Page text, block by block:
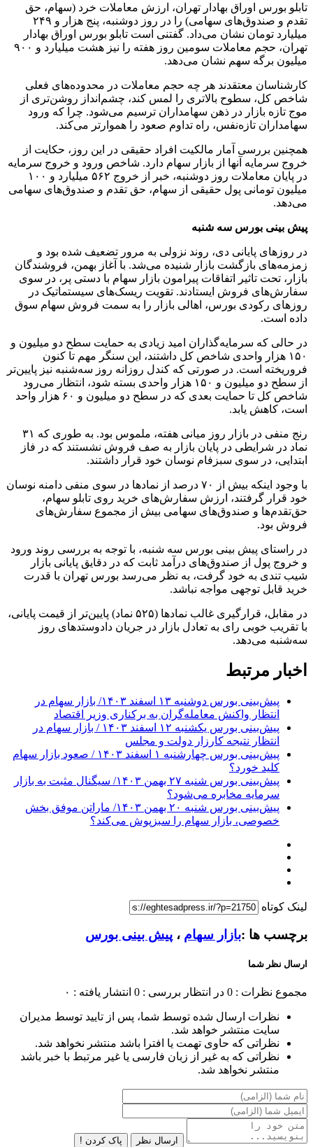
تابلو بورس اوراق بهادار تهران، ارزش معاملات خرد (سهام، حق
تقدم و صندوق‌های سهامی) را در روز دوشنبه، پنج هزار و ۲۴۹
میلیارد تومان نشان می‌داد. گفتنی است تابلو بورس اوراق بهادار
تهران، حجم معاملات سومین روز هفته را نیز هشت میلیارد و ۹۰۰
میلیون برگه سهم نشان می‌دهد.
کارشناسان معتقدند هر چه حجم معاملات در محدوده‌های فعلی
شاخص کل، سطوح بالاتری را لمس کند، چشم‌انداز روشن‌تری از
موج تازه بازار در ذهن سهامداران ترسیم می‌شود. چرا که ورود
سهامداران تازه‌نفس، راه تداوم صعود را هموارتر می‌کند.
همچنین بررسی آمار مالکیت افراد حقیقی در این روز، حکایت از
خروج سرمایه آنها از بازار سهام دارد. شاخص ورود و خروج سرمایه
در پایان معاملات روز دوشنبه، خبر از خروج ۵۶۲ میلیارد و ۱۰۰
میلیون تومانی پول حقیقی از سهام، حق تقدم و صندوق‌های سهامی
می‌دهد.
پیش بینی بورس سه شنبه
در روزهای پایانی دی، روند نزولی به مرور تضعیف شده بود و
زمزمه‌های بازگشت بازار شنیده می‌شد. با آغاز بهمن، فروشندگان
بازار، تحت تاثیر اتفاقات پیرامون بازار سهام با دستی پر، در سوی
سفارش‌های فروش ایستادند. تقویت ریسک‌های سیستماتیک در
روزهای رکودی بورس، اهالی بازار را به سمت فروش سهام سوق
داده است.
در حالی که سرمایه‌گذاران امید زیادی به حمایت سطح دو میلیون و
۱۵۰ هزار واحدی شاخص کل داشتند، این سنگر مهم تا کنون
فروریخته است. در صورتی که کندل روزانه روز سه‌شنبه نیز پایین‌تر
از سطح دو میلیون و ۱۵۰ هزار واحدی بسته شود، انتظار می‌رود
شاخص کل تا حمایت بعدی که در سطح دو میلیون و ۶۰ هزار واحد
است، کاهش یابد.
رنج منفی در بازار روز میانی هفته، ملموس بود. به طوری که ۳۱
نماد در شرایطی در پایان بازار به صف فروش نشستند که در فاز
ابتدایی، در سوی سبزفام نوسان خود قرار داشتند.
با وجود اینکه بیش از ۷۰ درصد از نمادها در سوی منفی دامنه نوسان
خود قرار گرفتند، ارزش سفارش‌های خرید روی تابلو سهام،
حق‌تقدم‌ها و صندوق‌های سهامی بیش از مجموع سفارش‌های
فروش بود.
در راستای پیش بینی بورس سه شنبه، با توجه به بررسی روند ورود
و خروج پول از صندوق‌های درآمد ثابت که در دقایق پایانی بازار
شیب تندی به خود گرفت، به نظر می‌رسد بورس تهران با قدرت
خرید قابل توجهی مواجه نباشد.
در مقابل، قرارگیری غالب نمادها (۵۲۵ نماد) پایین‌تر از قیمت پایانی،
با تقریب خوبی رای به تعادل بازار در جریان دادوستد‌های روز
سه‌شنبه می‌دهد.
اخبار مرتبط
پیش‌بینی بورس دوشنبه ۱۳ اسفند ۱۴۰۳/ بازار سهام در
انتظار واکنش معامله‌گران به برکناری وزیر اقتصاد
پیش‌بینی بورس یکشنبه ۱۲ اسفند ۱۴۰۳ / بازار سهام در
انتظار نتیجه کارزار دولت و مجلس
پیش‌بینی بورس چهارشنبه ۱ اسفند ۱۴۰۳ / صعود بازار سهام
کلید خورد؟
پیش‌بینی بورس شنبه ۲۷ بهمن ۱۴۰۳/ سیگنال مثبت به بازار
سرمایه مخابره می‌شود؟
پیش‌بینی بورس شنبه ۲۰ بهمن ۱۴۰۳/ ماراتن موفق بخش
خصوصی، بازار سهام را سبزپوش می‌کند؟
لینک کوتاه
برچسب ها :بازار سهام ، پیش بینی بورس
ارسال نظر شما
مجموع نظرات : 0 در انتظار بررسی : 0 انتشار یافته : ۰
نظرات ارسال شده توسط شما، پس از تایید توسط مدیران
سایت منتشر خواهد شد.
نظراتی که حاوی تهمت یا افترا باشد منتشر نخواهد شد.
نظراتی که به غیر از زبان فارسی یا غیر مرتبط با خبر باشد
منتشر نخواهد شد.
ارسال نظر پاک کردن !